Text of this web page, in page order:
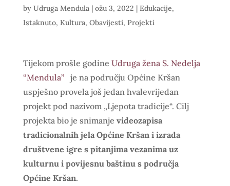
by Udruga Mendula| ožu 3, 2022 | Edukacije,
Istaknuto, Kultura, Obavijesti, Projekti
Tijekom prošle godine Udruga žena S. Nedelja
“Mendula” je na području Općine Kršan
uspješno provela još jedan hvalevrijedan
projekt pod nazivom „Ljepota tradicije“. Cilj
projekta bio je snimanje videozapisa
tradicionalnih jela Općine Kršan i izrada
društvene igre s pitanjima vezanima uz
kulturnu i povijesnu baštinu s područja
Općine Kršan.